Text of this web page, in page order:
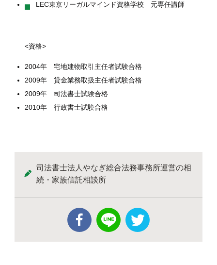
LEC東京リーガルマインド資格学校 元専任講師
<資格>
2004年 宅地建物取引主任者試験合格
2009年 貸金業務取扱主任者試験合格
2009年 司法書士試験合格
2010年 行政書士試験合格
司法書士法人やなぎ総合法務事務所運営の相
続・家族信託相談所